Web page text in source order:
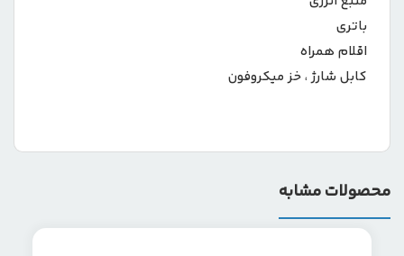
باتری
اقلام همراه
کابل شارژ ، خز میکروفون
محصولات مشابه